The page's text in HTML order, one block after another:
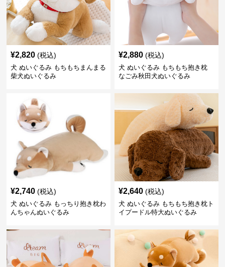
¥2,820 (税込)
犬 ぬいぐるみ もちもちまんまる
柴犬ぬいぐるみ
¥2,880 (税込)
犬 ぬいぐるみ もちもち抱き枕
なごみ秋田犬ぬいぐるみ
¥2,740 (税込)
犬 ぬいぐるみ もっちり抱き枕わ
んちゃんぬいぐるみ
¥2,640 (税込)
犬 ぬいぐるみ もちもち抱き枕ト
イプードル特大ぬいぐるみ